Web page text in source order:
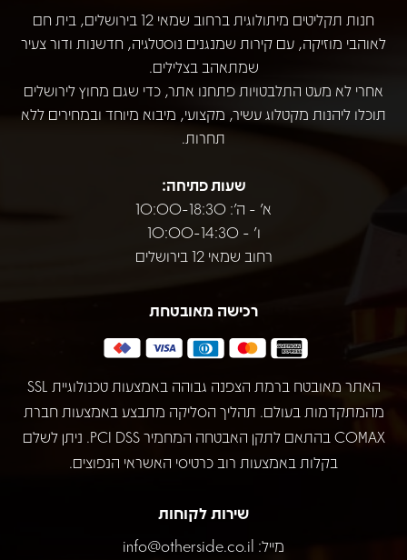
חנות תקליטים מיתולוגית ברחוב שמאי 12 בירושלים, בית חם
לאוהבי מוזיקה, עם קירות שמנגנים נוסטלגיה, חדשנות ודור צעיר
שמתאהב בצלילים.
אחרי לא מעט התלבטויות פתחנו אתר, כדי שגם מחוץ לירושלים
תוכלו ליהנות מקטלוג עשיר, מקצועי, מיבוא מיוחד ובמחירים ללא
תחרות.
שעות פתיחה:
א' - ה': 10:00-18:30
ו' - 10:00-14:30
רחוב שמאי 12 בירושלים
רכישה מאובטחת
האתר מאובטח ברמת הצפנה גבוהה באמצעות טכנולוגיית SSL
מהמתקדמות בעולם. תהליך הסליקה מתבצע באמצעות חברת
COMAX בהתאם לתקן האבטחה המחמיר PCI DSS. ניתן לשלם
בקלות באמצעות רוב כרטיסי האשראי הנפוצים.
שירות לקוחות
מייל: info@otherside.co.il